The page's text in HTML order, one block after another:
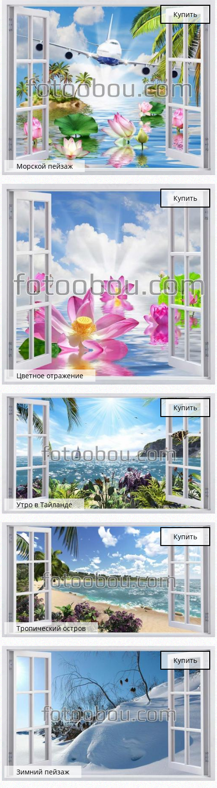
Морской пейзаж
Купить
Цветное отражение
Купить
Утро в Тайланде
Купить
Тропический остров
Купить
Зимний пейзаж
Купить